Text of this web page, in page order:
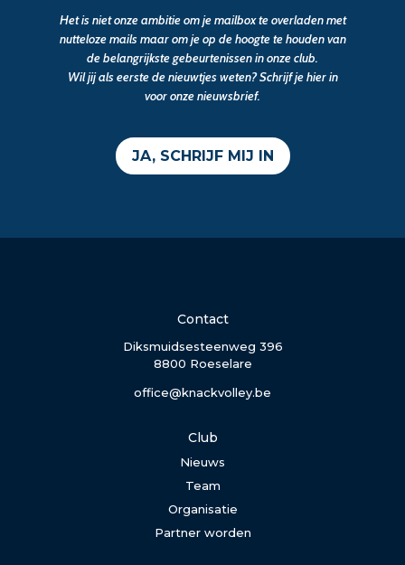
Het is niet onze ambitie om je mailbox te overladen met
nutteloze mails maar om je op de hoogte te houden van
de belangrijkste gebeurtenissen in onze club.
Wil jij als eerste de nieuwtjes weten? Schrijf je hier in
voor onze nieuwsbrief.
JA, SCHRIJF MIJ IN
Contact
Diksmuidsesteenweg 396
8800 Roeselare
office@knackvolley.be
Club
Nieuws
Team
Organisatie
Partner worden